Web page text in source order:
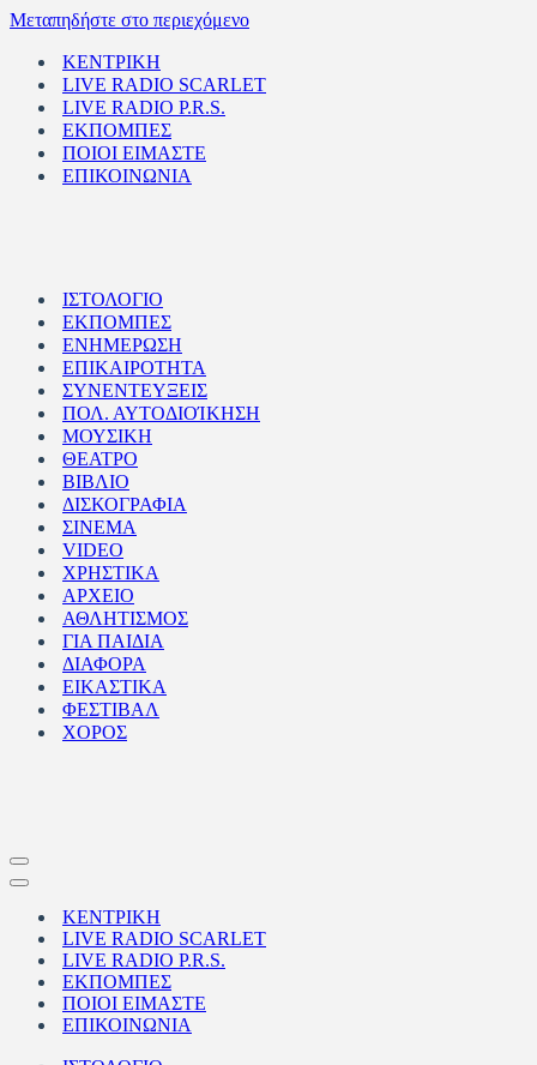
Μεταπηδήστε στο περιεχόμενο
ΚΕΝΤΡΙΚΗ
LIVE RADIO SCARLET
LIVE RADIO P.R.S.
ΕΚΠΟΜΠΕΣ
ΠΟΙΟΙ ΕΙΜΑΣΤΕ
ΕΠΙΚΟΙΝΩΝΙΑ
ΙΣΤΟΛΟΓΙΟ
ΕΚΠΟΜΠΕΣ
ΕΝΗΜΕΡΩΣΗ
ΕΠΙΚΑΙΡΟΤΗΤΑ
ΣΥΝΕΝΤΕΥΞΕΙΣ
ΠΟΛ. ΑΥΤΟΔΙΟΊΚΗΣΗ
ΜΟΥΣΙΚΗ
ΘΕΑΤΡΟ
ΒΙΒΛΙΟ
ΔΙΣΚΟΓΡΑΦΙΑ
ΣΙΝΕΜΑ
VIDEO
ΧΡΗΣΤΙΚΑ
ΑΡΧΕΙΟ
ΑΘΛΗΤΙΣΜΟΣ
ΓΙΑ ΠΑΙΔΙΑ
ΔΙΑΦΟΡΑ
ΕΙΚΑΣΤΙΚΑ
ΦΕΣΤΙΒΑΛ
ΧΟΡΟΣ
Μενού
πλοήγησης
Μενού
πλοήγησηςΚΕΝΤΡΙΚΗ
LIVE RADIO SCARLET
LIVE RADIO P.R.S.
ΕΚΠΟΜΠΕΣ
ΠΟΙΟΙ ΕΙΜΑΣΤΕ
ΕΠΙΚΟΙΝΩΝΙΑ